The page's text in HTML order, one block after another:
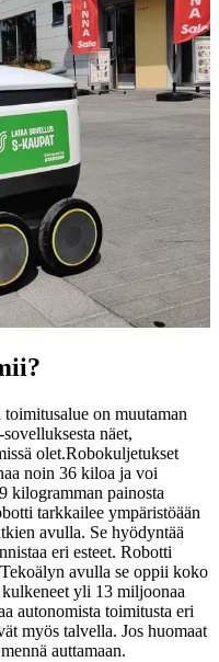
on muutaman
näet,
olet.Robokuljetukset
noin 36 kiloa ja voi
kilogramman painosta
tarkkailee ympäristöään
avulla. Se hyödyntää
eri esteet. Robotti
avulla se oppii koko
yli 13 miljoonaa
autonomista toimitusta eri
myös talvella. Jos huomaat
auttamaan.